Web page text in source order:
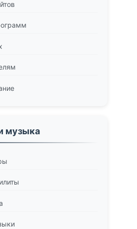
музыка